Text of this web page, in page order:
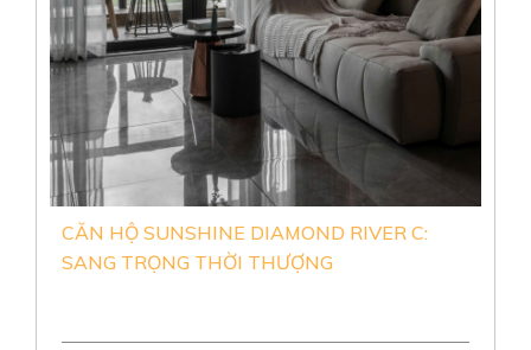
CĂN HỘ DIAMOND ALNATA: HIỆN ĐẠI,
TIỆN NGHI VÀ ẤN TƯỢNG